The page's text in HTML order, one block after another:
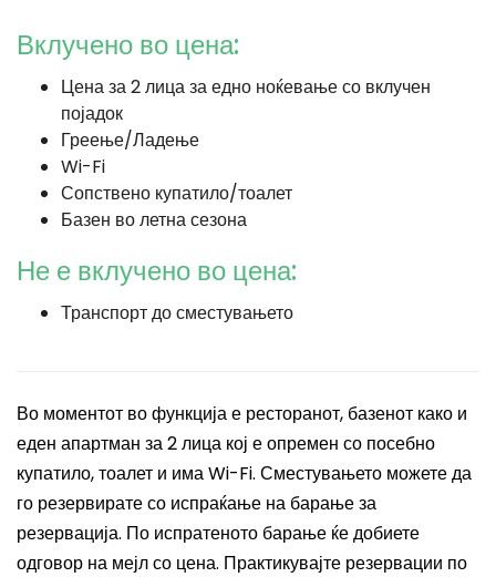
Вклучено во цена:
Цена за 2 лица за едно ноќевање со вклучен
појадок
Греење/Ладење
Wi-Fi
Сопствено купатило/тоалет
Базен во летна сезона
Не е вклучено во цена:
Транспорт до сместувањето
Во моментот во функција е ресторанот, базенот како и
еден апартман за 2 лица кој е опремен со посебно
купатило, тоалет и има Wi-Fi. Сместувањето можете да
го резервирате со испраќање на барање за
резервација. По испратеното барање ќе добиете
одговор на мејл со цена. Практикувајте резервации по